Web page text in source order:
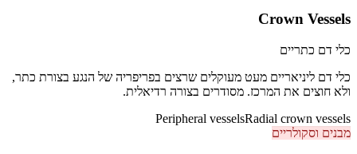
Crown Vessels
כלי דם כתריים
כלי דם ליניאריים מעט מעוקלים שרצים בפריפריה של הנגע בצורת כתר,
ולא חוצים את המרכז. מסודרים בצורה רדיאלית.
Radial crown vessels
Peripheral vessels
מבנים וסקולריים